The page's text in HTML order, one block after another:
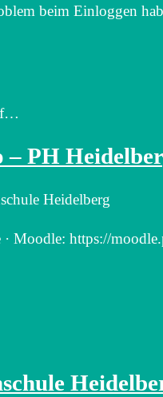
beim Einloggen
PH
Heidelberg
https://​